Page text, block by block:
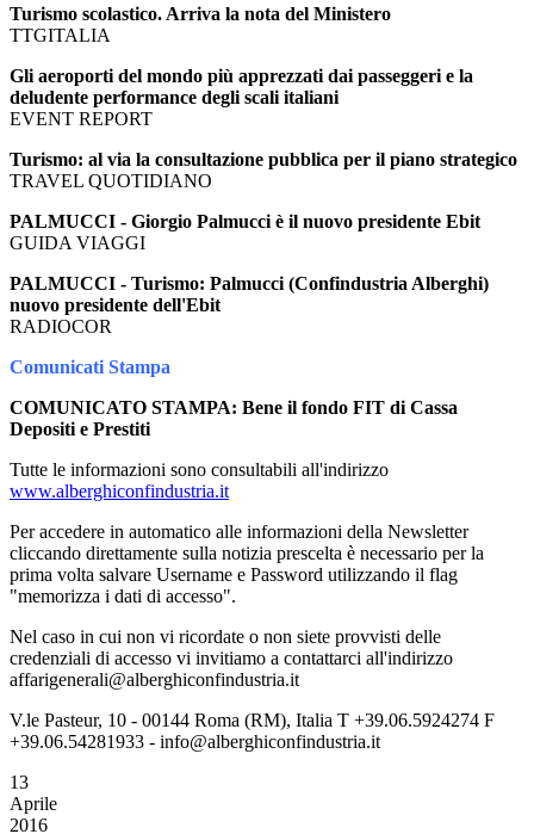
Turismo scolastico. Arriva la nota del Ministero
TTGITALIA
Gli aeroporti del mondo più apprezzati dai passeggeri e la
deludente performance degli scali italiani
EVENT REPORT
Turismo: al via la consultazione pubblica per il piano strategico
TRAVEL QUOTIDIANO
PALMUCCI - Giorgio Palmucci è il nuovo presidente Ebit
GUIDA VIAGGI
PALMUCCI - Turismo: Palmucci (Confindustria Alberghi)
nuovo presidente dell'Ebit
RADIOCOR
Comunicati Stampa
COMUNICATO STAMPA: Bene il fondo FIT di Cassa
Depositi e Prestiti
Tutte le informazioni sono consultabili all'indirizzo
www.alberghiconfindustria.it
Per accedere in automatico alle informazioni della Newsletter
cliccando direttamente sulla notizia prescelta è necessario per la
prima volta salvare Username e Password utilizzando il flag
"memorizza i dati di accesso".
Nel caso in cui non vi ricordate o non siete provvisti delle
credenziali di accesso vi invitiamo a contattarci all'indirizzo
affarigenerali@alberghiconfindustria.it
V.le Pasteur, 10 - 00144 Roma (RM), Italia T +39.06.5924274 F
+39.06.54281933 - info@alberghiconfindustria.it
13
Aprile
2016